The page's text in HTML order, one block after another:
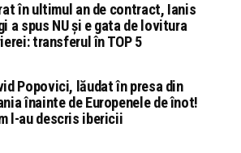
în ultimul an de contract, Ianis
a spus NU și e gata de lovitura
transferul în TOP 5
Popovici, lăudat în presa din
înainte de Europenele de înot!
l-au descris ibericii